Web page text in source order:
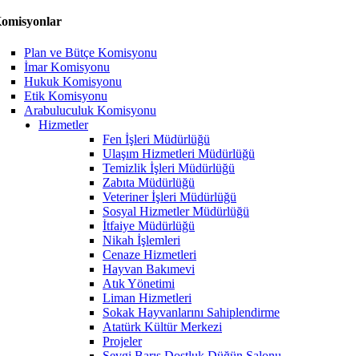
Plan ve Bütçe Komisyonu
İmar Komisyonu
Hukuk Komisyonu
Etik Komisyonu
Arabuluculuk Komisyonu
Hizmetler
Fen İşleri Müdürlüğü
Ulaşım Hizmetleri Müdürlüğü
Temizlik İşleri Müdürlüğü
Zabıta Müdürlüğü
Veteriner İşleri Müdürlüğü
Sosyal Hizmetler Müdürlüğü
İtfaiye Müdürlüğü
Nikah İşlemleri
Cenaze Hizmetleri
Hayvan Bakımevi
Atık Yönetimi
Liman Hizmetleri
Sokak Hayvanlarını Sahiplendirme
Atatürk Kültür Merkezi
Projeler